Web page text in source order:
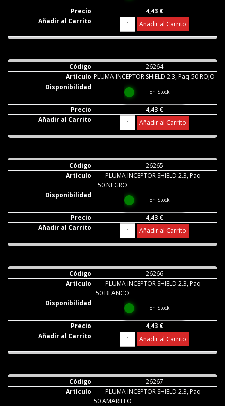
4,43 €
Añadir al Carrito
26264
PLUMA INCEPTOR SHIELD 2.3, Paq-50 ROJO
En Stock
4,43 €
Añadir al Carrito
26265
PLUMA INCEPTOR SHIELD 2.3, Paq-
50 NEGRO
En Stock
4,43 €
Añadir al Carrito
26266
PLUMA INCEPTOR SHIELD 2.3, Paq-
50 BLANCO
En Stock
4,43 €
Añadir al Carrito
26267
PLUMA INCEPTOR SHIELD 2.3, Paq-
50 AMARILLO